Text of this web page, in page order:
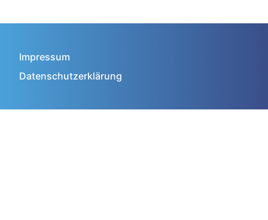
Impressum
Datenschutzerklärung